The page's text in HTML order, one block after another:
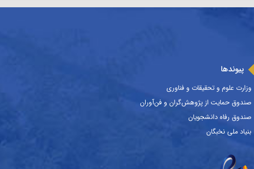
پیوندها
وزارت علوم و تحقیقات و فناوری
صندوق حمایت از پژوهش‌گران و فن‌آوران
صندوق رفاه دانشجویان
بنیاد ملی نخبگان